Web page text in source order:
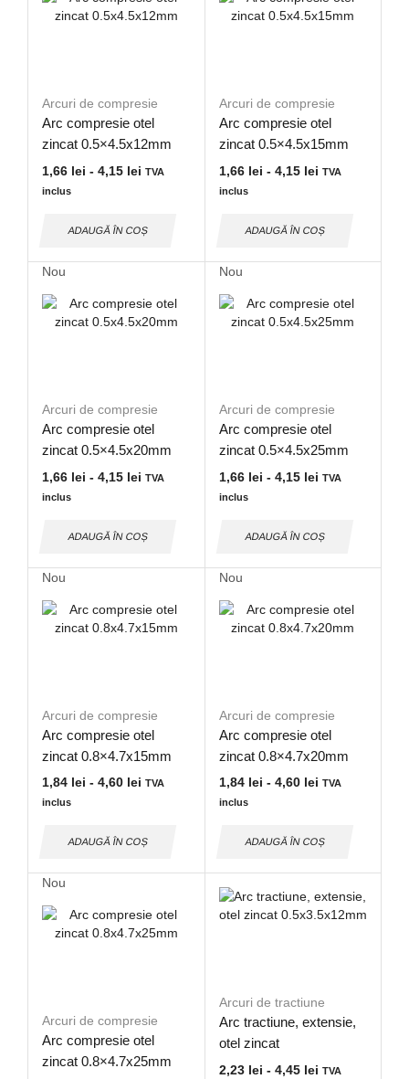
Arcuri de compresie
Arc compresie otel
zincat 0.5×4.5x12mm
1,66 lei - 4,15 lei TVA
inclus
ADAUGĂ ÎN COȘ
Arcuri de compresie
Arc compresie otel
zincat 0.5×4.5x15mm
1,66 lei - 4,15 lei TVA
inclus
ADAUGĂ ÎN COȘ
Nou
Arcuri de compresie
Arc compresie otel
zincat 0.5×4.5x20mm
1,66 lei - 4,15 lei TVA
inclus
ADAUGĂ ÎN COȘ
Nou
Arcuri de compresie
Arc compresie otel
zincat 0.5×4.5x25mm
1,66 lei - 4,15 lei TVA
inclus
ADAUGĂ ÎN COȘ
Nou
Arcuri de compresie
Arc compresie otel
zincat 0.8×4.7x15mm
1,84 lei - 4,60 lei TVA
inclus
ADAUGĂ ÎN COȘ
Nou
Arcuri de compresie
Arc compresie otel
zincat 0.8×4.7x20mm
1,84 lei - 4,60 lei TVA
inclus
ADAUGĂ ÎN COȘ
Nou
Arcuri de compresie
Arc compresie otel
zincat 0.8×4.7x25mm
Arcuri de tractiune
Arc tractiune, extensie,
otel zincat
0.5×3.5x12mm
2,23 lei - 4,45 lei TVA